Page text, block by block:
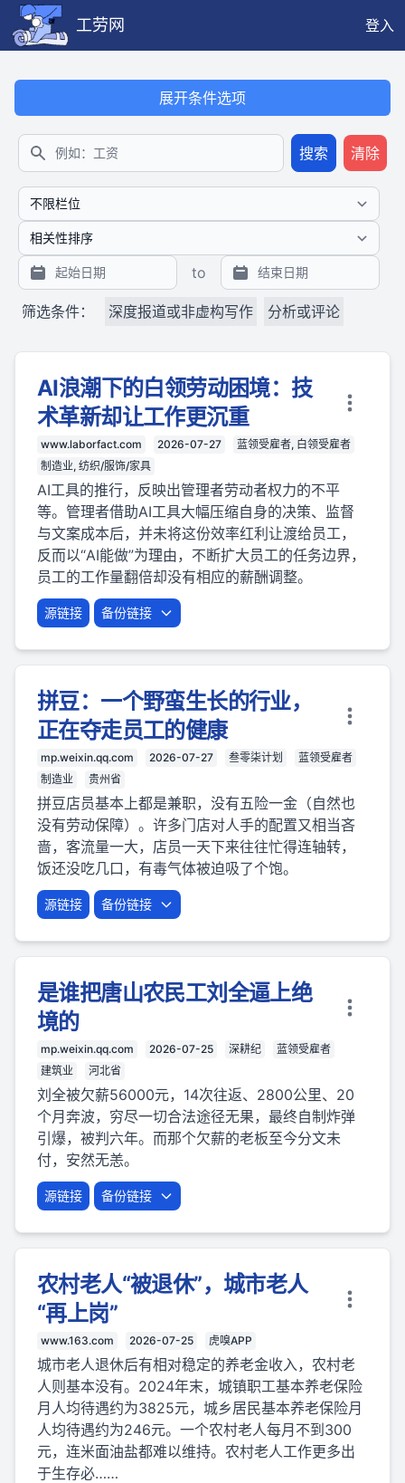
工劳网
登入
展开条件选项
搜索
搜索 清除
to
筛选条件： 深度报道或非虚构写作 分析或评论
AI浪潮下的白领劳动困境：技
术革新却让工作更沉重
www.laborfact.com 2026-07-27
蓝领受雇者, 白领受雇者
制造业, 纺织/服饰/家具
AI工具的推行，反映出管理者劳动者权力的不平
等。管理者借助AI工具大幅压缩自身的决策、监督
与文案成本后，并未将这份效率红利让渡给员工，
反而以“AI能做”为理由，不断扩大员工的任务边界，
员工的工作量翻倍却没有相应的薪酬调整。
源链接 备份链接
拼豆：一个野蛮生长的行业，
正在夺走员工的健康
mp.weixin.qq.com 2026-07-27 叁零柒计划
蓝领受雇者
制造业
贵州省
拼豆店员基本上都是兼职，没有五险一金（自然也
没有劳动保障）。许多门店对人手的配置又相当吝
啬，客流量一大，店员一天下来往往忙得连轴转，
饭还没吃几口，有毒气体被迫吸了个饱。
源链接 备份链接
是谁把唐山农民工刘全逼上绝
境的
mp.weixin.qq.com 2026-07-25 深耕纪
蓝领受雇者
建筑业
河北省
刘全被欠薪56000元，14次往返、2800公里、20
个月奔波，穷尽一切合法途径无果，最终自制炸弹
引爆，被判六年。而那个欠薪的老板至今分文未
付，安然无恙。
源链接 备份链接
农村老人“被退休”，城市老人
“再上岗”
www.163.com 2026-07-25 虎嗅APP
城市老人退休后有相对稳定的养老金收入，农村老
人则基本没有。2024年末，城镇职工基本养老保险
月人均待遇约为3825元，城乡居民基本养老保险月
人均待遇约为246元。一个农村老人每月不到300
元，连米面油盐都难以维持。农村老人工作更多出
于生存必……